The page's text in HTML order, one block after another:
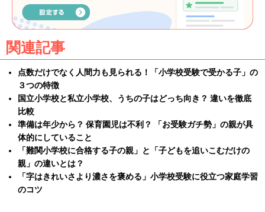
関連記事
点数だけでなく人間力も見られる！「小学校受験で受かる子」の
３つの特徴
国立小学校と私立小学校、うちの子はどっち向き？ 違いを徹底
比較
準備は年少から？ 保育園児は不利？ 「お受験ガチ勢」の親が具
体的にしていること
「難関小学校に合格する子の親」と「子どもを追いこむだけの
親」の違いとは？
「字はきれいさより濃さを褒める」小学校受験に役立つ家庭学習
のコツ